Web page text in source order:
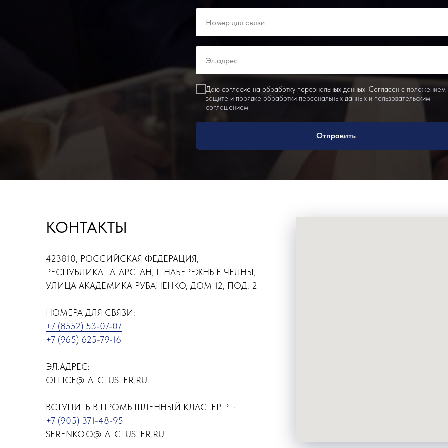
Даю согласие на обработку персональных данных. Согласен с положением
защите и порядке обработки персональных данных и пользовательским
соглашением.
Отправить
КОНТАКТЫ
423810, РОССИЙСКАЯ ФЕДЕРАЦИЯ,
РЕСПУБЛИКА ТАТАРСТАН, Г. НАБЕРЕЖНЫЕ ЧЕЛНЫ,
УЛИЦА АКАДЕМИКА РУБАНЕНКО, ДОМ 12, ПОД. 2
НОМЕРА ДЛЯ СВЯЗИ:
+7 (8552) 53-07-07
+7 (965) 625-79-16
ЭЛ.АДРЕС:
OFFICE@TATCLUSTER.RU
ВСТУПИТЬ В ПРОМЫШЛЕННЫЙ КЛАСТЕР РТ:
+7 (905) 371-48-95
SERENKO.O@TATCLUSTER.RU